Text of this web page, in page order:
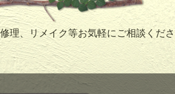
理、リメイク等お気軽にご相談くださ